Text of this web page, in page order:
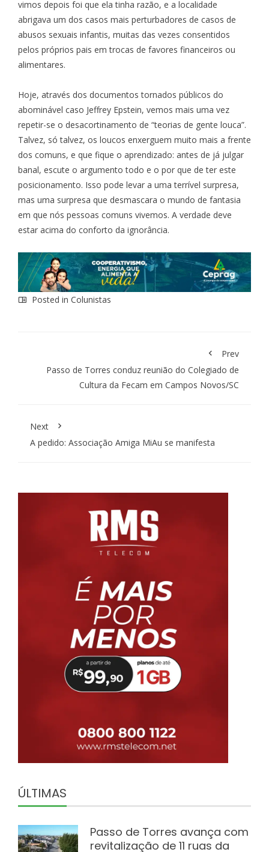
vimos depois foi que ela tinha razão, e a localidade
abrigava um dos casos mais perturbadores de casos de
abusos sexuais infantis, muitas das vezes consentidos
pelos próprios pais em trocas de favores financeiros ou
alimentares.
Hoje, através dos documentos tornados públicos do
abominável caso Jeffrey Epstein, vemos mais uma vez
repetir-se o desacortinamento de “teorias de gente louca”.
Talvez, só talvez, os loucos enxerguem muito mais a frente
dos comuns, e que fique o aprendizado: antes de já julgar
banal, escute o argumento todo e o por que de ter este
posicionamento. Isso pode levar a uma terrível surpresa,
mas uma surpresa que desmascara o mundo de fantasia
em que nós pessoas comuns vivemos. A verdade deve
estar acima do conforto da ignorância.
Posted in Colunistas
Prev
Passo de Torres conduz reunião do Colegiado de
Cultura da Fecam em Campos Novos/SC
Next
A pedido: Associação Amiga MiAu se manifesta
ÚLTIMAS
Passo de Torres avança com
revitalização de 11 ruas da